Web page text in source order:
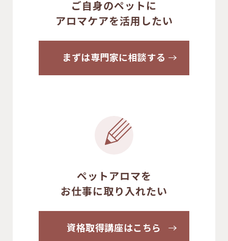
ご自身のペットに
アロマケアを活用したい
まずは専門家に相談する
ペットアロマを
お仕事に取り入れたい
資格取得講座はこちら